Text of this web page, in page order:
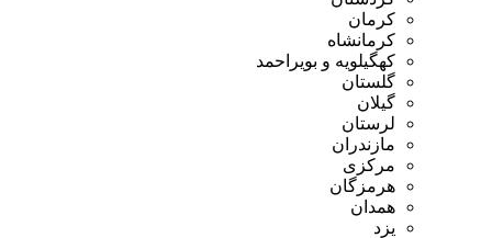
کرمان
کرمانشاه
کهگیلویه و بویراحمد
گلستان
گیلان
لرستان
مازندران
مرکزی
هرمزگان
همدان
یزد